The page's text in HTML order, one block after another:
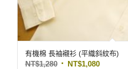
有機棉 長袖襯衫 (平織斜紋布)
NT$1,280 NT$1,080